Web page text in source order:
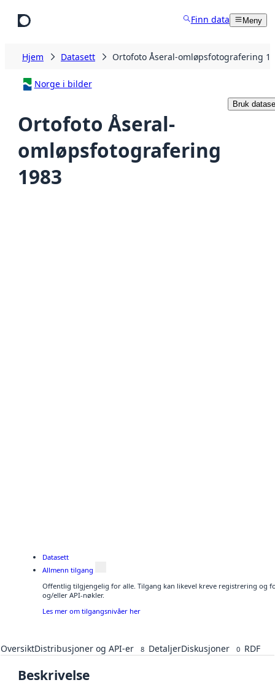
Finn data Meny
Hjem Datasett Ortofoto Åseral-omløpsfotografering
Norge i bilder
Ortofoto Åseral-
omløpsfotografering
1983
Bruk
Datasett
Allmenn tilgang
Offentlig tilgjengelig for alle. Tilgang kan likevel kreve registrering og
og/eller API-nøkler.
Les mer om tilgangsnivåer her
OversiktDistribusjoner og API-er 8 DetaljerDiskusjoner 0 RDF
Beskrivelse